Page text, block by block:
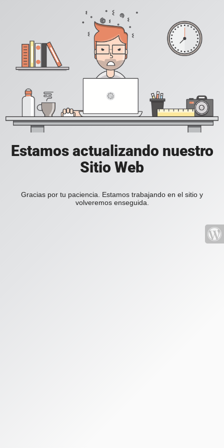
Estamos actualizando nuestro
Sitio Web
Gracias por tu paciencia. Estamos trabajando en el sitio y
volveremos enseguida.